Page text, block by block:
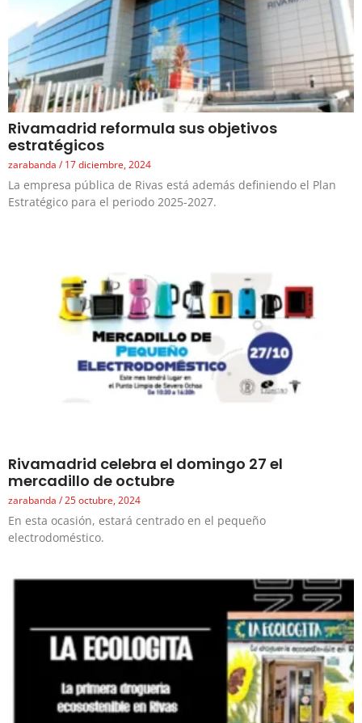
Rivamadrid reformula sus objetivos
estratégicos
zarabanda 17 diciembre, 2024
La empresa pública de Rivas está además definiendo el Plan
Estratégico para el periodo 2025-2027.
Rivamadrid celebra el domingo 27 el
mercadillo de octubre
zarabanda 25 octubre, 2024
En esta ocasión, estará centrado en el pequeño
electrodoméstico.